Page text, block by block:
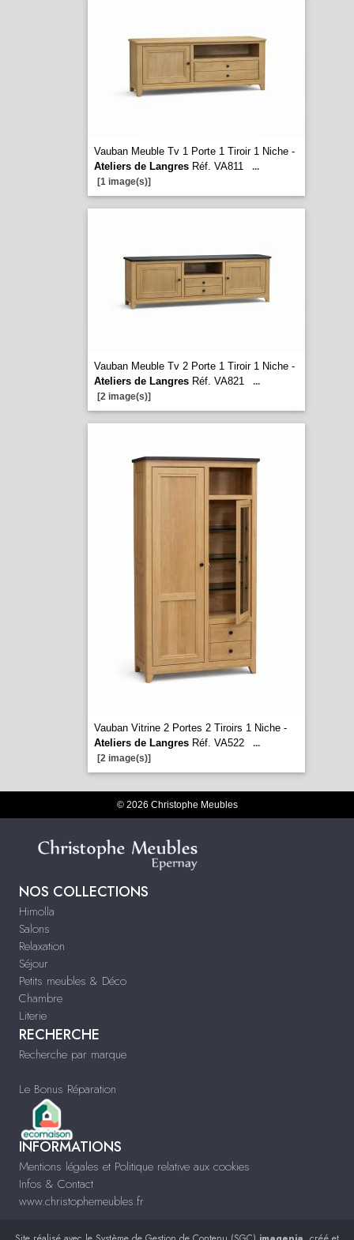
Vauban Meuble Tv 1 Porte 1 Tiroir 1 Niche -
Ateliers de LangresRéf. VA811
...
[1 image(s)]
Vauban Meuble Tv 2 Porte 1 Tiroir 1 Niche -
Ateliers de LangresRéf. VA821
...
[2 image(s)]
Vauban Vitrine 2 Portes 2 Tiroirs 1 Niche -
Ateliers de LangresRéf. VA522
...
[2 image(s)]
© 2026 Christophe Meubles
NOS COLLECTIONS
Himolla
Salons
Relaxation
Séjour
Petits meubles & Déco
Chambre
Literie
RECHERCHE
Recherche par marque
Le Bonus Réparation
INFORMATIONS
Mentions légales et Politique relative aux cookies
Infos & Contact
www.christophemeubles.fr